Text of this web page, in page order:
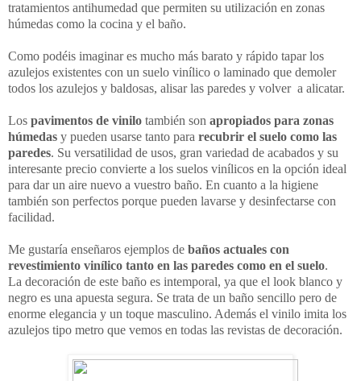
tratamientos antihumedad que permiten su utilización en zonas
húmedas como la cocina y el baño.
Como podéis imaginar es mucho más barato y rápido tapar los
azulejos existentes con un suelo vinílico o laminado que demoler
todos los azulejos y baldosas, alisar las paredes y volver a alicatar.
Los pavimentos de vinilo también son apropiados para zonas
húmedas y pueden usarse tanto para recubrir el suelo como las
paredes. Su versatilidad de usos, gran variedad de acabados y su
interesante precio convierte a los suelos vinílicos en la opción ideal
para dar un aire nuevo a vuestro baño. En cuanto a la higiene
también son perfectos porque pueden lavarse y desinfectarse con
facilidad.
Me gustaría enseñaros ejemplos de baños actuales con
revestimiento vinílico tanto en las paredes como en el suelo.
La decoración de este baño es intemporal, ya que el look blanco y
negro es una apuesta segura. Se trata de un baño sencillo pero de
enorme elegancia y un toque masculino. Además el vinilo imita los
azulejos tipo metro que vemos en todas las revistas de decoración.